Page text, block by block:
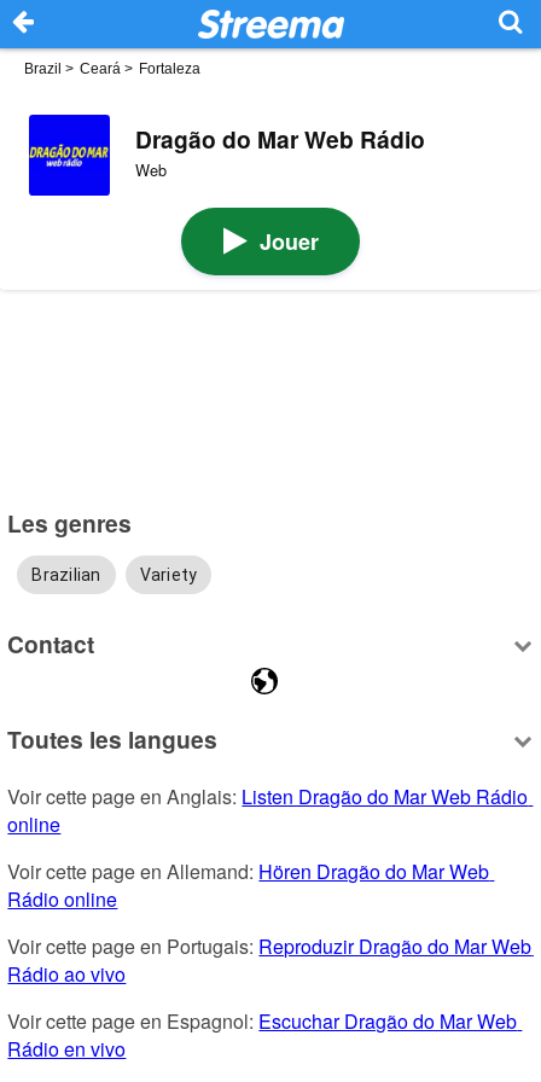
Brazil > Ceará > Fortaleza
Dragão do Mar Web Rádio
Web
Jouer
Les genres
Brazilian Variety
Contact
Toutes les langues
Voir cette page en Anglais: Listen Dragão do Mar Web Rádio
online
Voir cette page en Allemand: Hören Dragão do Mar Web
Rádio online
Voir cette page en Portugais: Reproduzir Dragão do Mar Web
Rádio ao vivo
Voir cette page en Espagnol: Escuchar Dragão do Mar Web
Rádio en vivo